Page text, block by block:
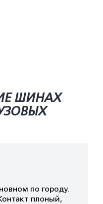
ШИНАХ
по городу.
плоный,